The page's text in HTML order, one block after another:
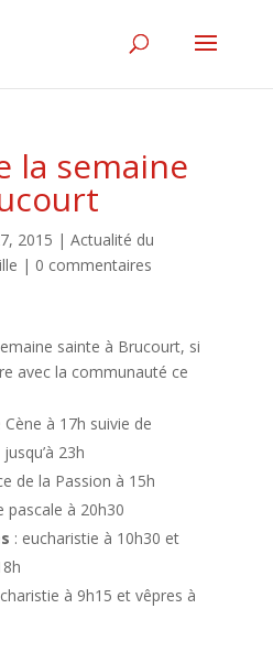
la semaine
2015 | Actualité du
| 0 commentaires
sainte à Brucourt, si
avec la communauté ce
Cène à 17h suivie de
23h
de la Passion à 15h
pascale à 20h30
: eucharistie à 10h30 et
à 9h15 et vêpres à